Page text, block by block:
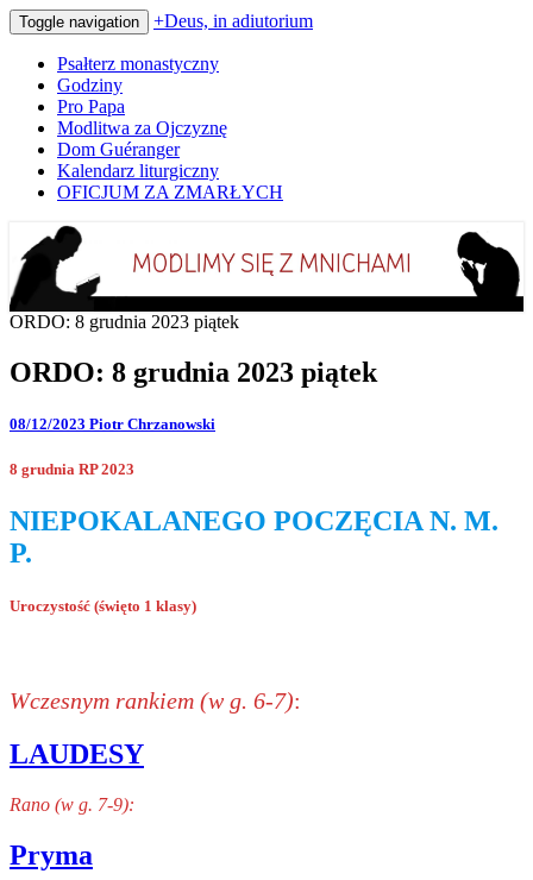
Toggle navigation +Deus, in adiutorium
Psałterz monastyczny
Godziny
Pro Papa
Modlitwa za Ojczyznę
Dom Guéranger
Kalendarz liturgiczny
OFICJUM ZA ZMARŁYCH
+Deus, in adiutorium
Codziennie modlimy się z mnichami
ORDO: 8 grudnia 2023 piątek
ORDO: 8 grudnia 2023 piątek
08/12/2023 Piotr Chrzanowski
8 grudnia RP 2023
NIEPOKALANEGO POCZĘCIA N. M.
P.
Uroczystość (święto 1 klasy)
Wczesnym rankiem (w g. 6-7):
LAUDESY
Rano (w g. 7-9):
Pryma